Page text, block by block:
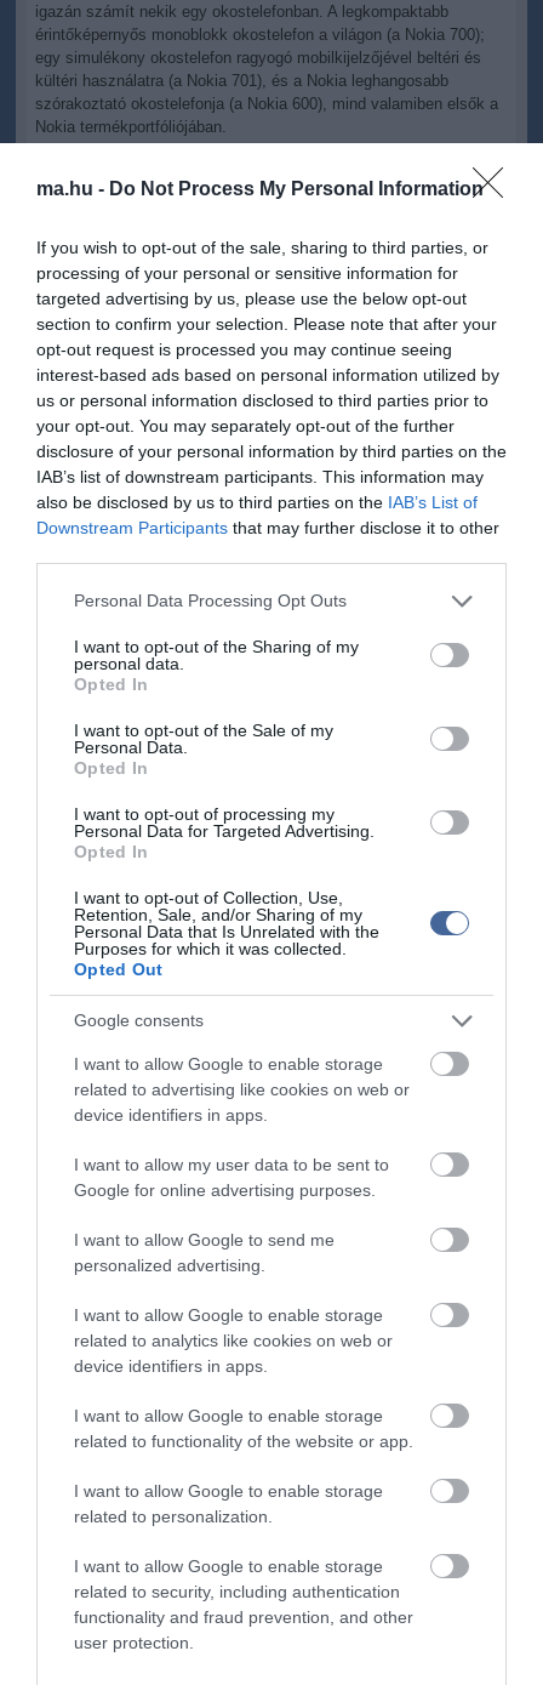
ma.hu - Do Not Process My Personal Information
If you wish to opt-out of the sale, sharing to third parties, or
processing of your personal or sensitive information for
targeted advertising by us, please use the below opt-out
section to confirm your selection. Please note that after your
opt-out request is processed you may continue seeing
interest-based ads based on personal information utilized by
us or personal information disclosed to third parties prior to
your opt-out. You may separately opt-out of the further
disclosure of your personal information by third parties on the
IAB’s list of downstream participants. This information may
also be disclosed by us to third parties on the IAB’s List of
Downstream Participants that may further disclose it to other
Please note that this website/app uses one or more Google
not limited to your visit or usage behaviour. You may click to
grant or deny consent to Google and its third-party tags to
use your data for below specified purposes in below Google
consent section.
Personal Data Processing Opt Outs
I want to opt-out of the Sharing of my
personal data.
Opted In
I want to opt-out of the Sale of my
Personal Data.
Opted In
I want to opt-out of processing my
Personal Data for Targeted Advertising.
Opted In
I want to opt-out of Collection, Use,
Retention, Sale, and/or Sharing of my
Personal Data that Is Unrelated with the
Purposes for which it was collected.
Opted Out
Google consents
I want to allow Google to enable storage
related to advertising like cookies on web or
device identifiers in apps.
I want to allow my user data to be sent to
Google for online advertising purposes.
I want to allow Google to send me
personalized advertising.
I want to allow Google to enable storage
related to analytics like cookies on web or
device identifiers in apps.
I want to allow Google to enable storage
related to functionality of the website or app.
I want to allow Google to enable storage
related to personalization.
I want to allow Google to enable storage
related to security, including authentication
functionality and fraud prevention, and other
user protection.
igazán számít nekik egy okostelefonban. A legkompaktabb
érintőképernyős monoblokk okostelefon a világon (a Nokia 700);
egy simulékony okostelefon ragyogó mobilkijelzőjével beltéri és
kültéri használatra (a Nokia 701), és a Nokia leghangosabb
szórakoztató okostelefonja (a Nokia 600), mind valamiben elsők a
Nokia termékportfóliójában.
melyeket piacra dobunk." - mondta Ilari Nurmi, a Nokia alelnöke.
A Symbian Belle a legújabb a Symbian szoftver tervezett
frissítései közül, mely a Symbian Annával kezdődött és 2012-ben
tovább folytatódik. A Symbian Belle a kezdőoldalak számát
háromról hatra növeli, így több helyet biztosítva az alkalmazások
és szolgáltatások megjelenítésére. Az élő widgetek öt különböző
méretben érhetők el, amitől életre kel a kezdőoldal és több
rugalmasságot ad a felhasználóknak, hogy személyre szabják a
készüléküket. A Symbian Belle ezeken felül még egy legördülő
menüvel és feladatkezelővel is rendelkezik, amivel az értesítések
az összes kezdőoldalról elérhetők, valamint az internetes
böngészés is több fejlesztéssel bővült.
NFC-alapú megosztás és párosítás. Ez lehetővé teszi a
névjegyek, videók és képek megosztását más NFC-képes
készülékekkel és okostelefonokkal, és a párosítást NFC-képes
játékrajongók is kihasználhatják az új készülékek NFC-
képességeit, mivel ezáltal az Angry Birds játékban új szinteket
érhetnek el, és a Fruit Ninjában megtalálhatnak egy elrejtett kardot
melyekre az Asphalt 5 gyárilag telepítve érkezik, két barát párba is
állhat, hogy ugyanazon a versenypályán versenyezzenek.
Kapcsolódó írások:
Ingyenes vírusvédelem Android okostelefonokra
Mind megszállottak az okostelefon-tulajdonosok?
Olcsó okostelefon a Nokiától
Utat mutat a hangvezérelt okostelefon-alkalmazás
Okostelefon sérült gyerekeknek
Figyelem! A cikkhez hozzáfűzött hozzászólások nem a
ma.hu
network nézeteit tükrözik. A szerkesztőség mindössze a hírek
publikációjával foglalkozik, a kommenteket nem tudja befolyásolni
- azok az olvasók személyes véleményét tartalmazzák.
Kérjük, kulturáltan, mások személyiségi jogainak és jó hírnevének
tiszteletben tartásával kommenteljenek!
ma.hu legfrissebb hírei:
Vitézy Dávid: 2,3 milliárd forint került vissza az államhoz